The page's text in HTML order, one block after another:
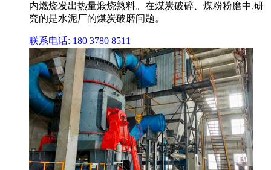
内燃烧发出热量煅烧熟料。在煤炭破碎、煤粉粉磨中,研
究的是水泥厂的煤炭破磨问题。
联系电话: 180 3780 8511